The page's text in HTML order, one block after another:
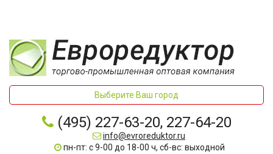
Выберите Ваш город
(495) 227-63-20, 227-64-20
info@evroreduktor.ru
пн-пт: с 9-00 до 18-00 ч, сб-вс: выходной